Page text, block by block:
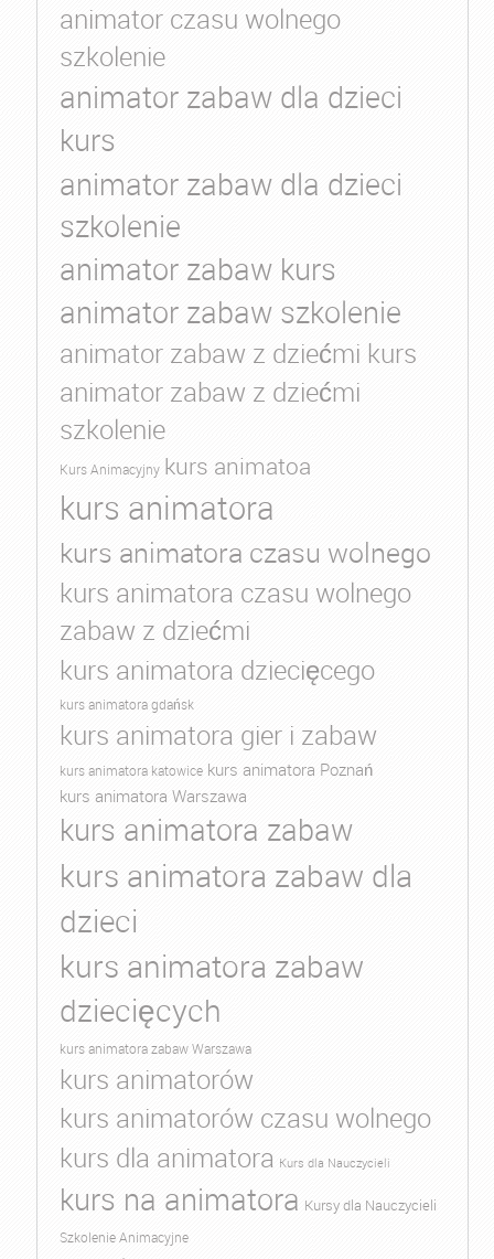
animator czasu wolnego
szkolenie
animator zabaw dla dzieci
kurs
animator zabaw dla dzieci
szkolenie
animator zabaw kurs
animator zabaw szkolenie
animator zabaw z dziećmi kurs
animator zabaw z dziećmi
szkolenie
Kurs Animacyjny kurs animatoa
kurs animatora
kurs animatora czasu wolnego
kurs animatora czasu wolnego
zabaw z dziećmi
kurs animatora dziecięcego
kurs animatora gdańsk
kurs animatora gier i zabaw
kurs animatora katowice kurs animatora Poznań
kurs animatora Warszawa
kurs animatora zabaw
kurs animatora zabaw dla
dzieci
kurs animatora zabaw
dziecięcych
kurs animatora zabaw Warszawa
kurs animatorów
kurs animatorów czasu wolnego
kurs dla animatora Kurs dla Nauczycieli
kurs na animatora Kursy dla Nauczycieli
Szkolenie Animacyjne